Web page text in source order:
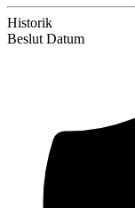
Historik
Beslut Datum